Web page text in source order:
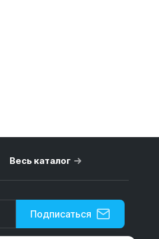
Весь каталог
Подписаться